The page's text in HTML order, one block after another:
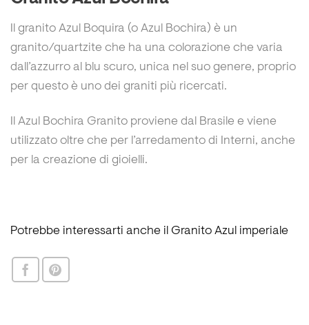
Il granito Azul Boquira (o Azul Bochira) è un
granito/quartzite che ha una colorazione che varia
dall’azzurro al blu scuro, unica nel suo genere, proprio
per questo è uno dei graniti più ricercati.
Il Azul Bochira Granito proviene dal Brasile e viene
utilizzato oltre che per l’arredamento di Interni, anche
per la creazione di gioielli.
Potrebbe interessarti anche il Granito Azul imperiale